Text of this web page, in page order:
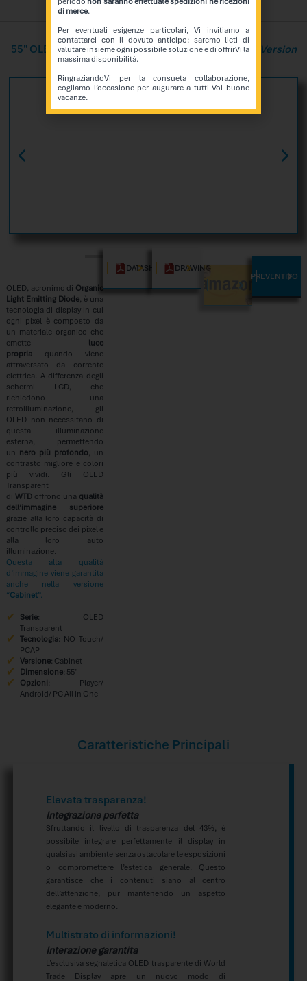
55″ OLED Cabinet VersionTransparent Touch PCAP Version
OLED, acronimo di Organic
Light Emitting Diode, è una
tecnologia di display in cui
ogni pixel è composto da
un materiale organico che
emette luce
propria quando viene
attraversato da corrente
elettrica. A differenza degli
schermi LCD, che
richiedono una
retroilluminazione, gli
OLED non necessitano di
questa illuminazione
esterna, permettendo
un nero più profondo , un
contrasto migliore e colori
più vividi. Gli OLED
Transparent
di WTDoffrono una qualità
dell’immagine superiore
grazie alla loro capacità di
controllo preciso dei pixel e
alla loro auto
illuminazione.
Questa alta qualità
d’immagine viene garantita
anche nella versione
“Cabinet”.
Serie: OLED
Transparent
Tecnologia: NO Touch/
PCAP
Versione: Cabinet
Dimensione: 55″
Opzioni: Player/
Android/ PC All in One
DATASHEET
DRAWING
AMAZON
PREVENTIVO
Elevata trasparenza!
Integrazione perfetta
Sfruttando il livello di trasparenza del 43%, è
possibile integrare perfettamente il display in
qualsiasi ambiente senza ostacolare le esposizioni
o compromettere l’estetica generale. Questo
garantisce che i contenuti siano al centro
dell’attenzione, pur mantenendo un aspetto
elegante e moderno.
Multistrato di informazioni!
Interazione garantita
L’esclusiva segnaletica OLED trasparente di World
Trade Display apre un nuovo modo di
Caratteristiche Principali
di merce.
Per eventuali esigenze particolari, Vi invitiamo a
contattarci con il dovuto anticipo: saremo lieti di
valutare insieme ogni possibile soluzione e di offrirVi la
massima disponibilità.
RingraziandoVi per la consueta collaborazione,
cogliamo l’occasione per augurare a tutti Voi buone
vacanze.